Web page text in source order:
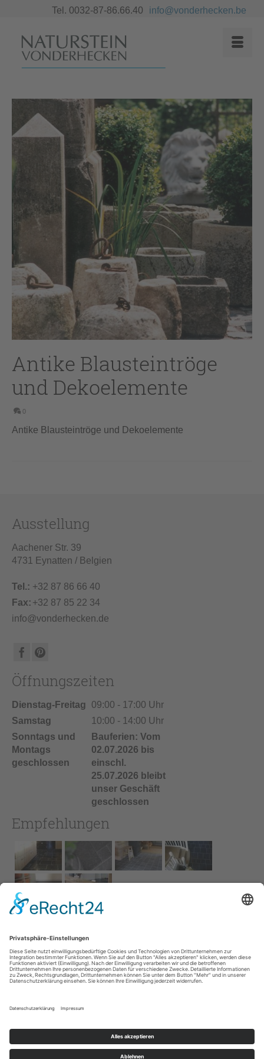
Tel. 0032-87-86.66.40 info@vonderhecken.be
Antike Blausteintröge
und Dekoelemente
0
Antike Blausteintröge und Dekoelemente
Ausstellung
Aachener Str. 39
4731 Eynatten / Belgien
Tel.: +32 87 86 66 40
Fax: +32 87 85 22 34
info@vonderhecken.de
Öffnungszeiten
Dienstag-Freitag
09:00 - 17:00 Uhr
Samstag
10:00 - 14:00 Uhr
Sonntags und
Montags
geschlossen
Bauferien: Vom
02.07.2026 bis
einschl.
25.07.2026 bleibt
unser Geschäft
geschlossen
Empfehlungen
Impressum
AGB
Service